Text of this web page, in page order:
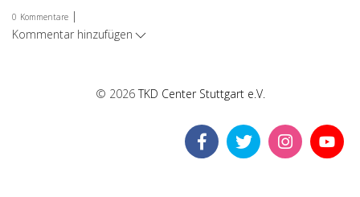
0 Kommentare |
Kommentar hinzufügen
© 2026TKD Center Stuttgart e.V.